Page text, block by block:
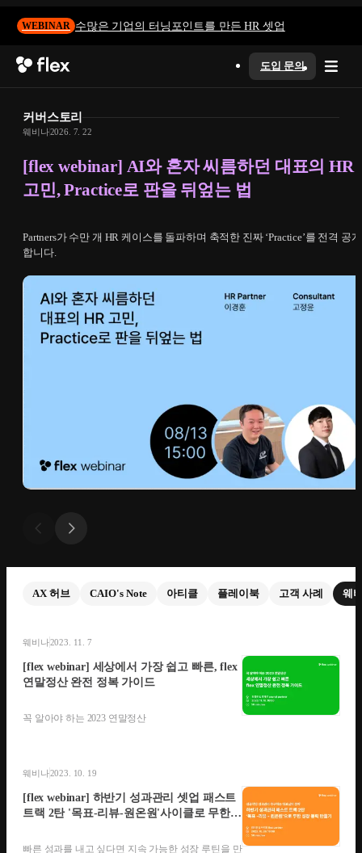
WEBINAR 수많은 기업의 터닝포인트를 만든 HR 셋업
도입 문의
커버스토리
웨비나2026. 7. 22
[flex webinar] AI와 혼자 씨름하던 대표의 HR
고민, Practice로 판을 뒤엎는 법
Partners가 수만 개 HR 케이스를 돌파하며 축적한 진짜 ‘Practice’를 전격 공개
합니다.
AX 허브 CAIO's Note 아티클 플레이북 고객 사례 웨
웨비나2023. 11. 7
[flex webinar] 세상에서 가장 쉽고 빠른, flex
연말정산 완전 정복 가이드
꼭 알아야 하는 2023 연말정산
웨비나2023. 10. 19
[flex webinar] 하반기 성과관리 셋업 패스트
트랙 2탄 '목표-리뷰-원온원'사이클로 무한
빠른 성과를 내고 싶다면 지속 가능한 성장 루틴을 만